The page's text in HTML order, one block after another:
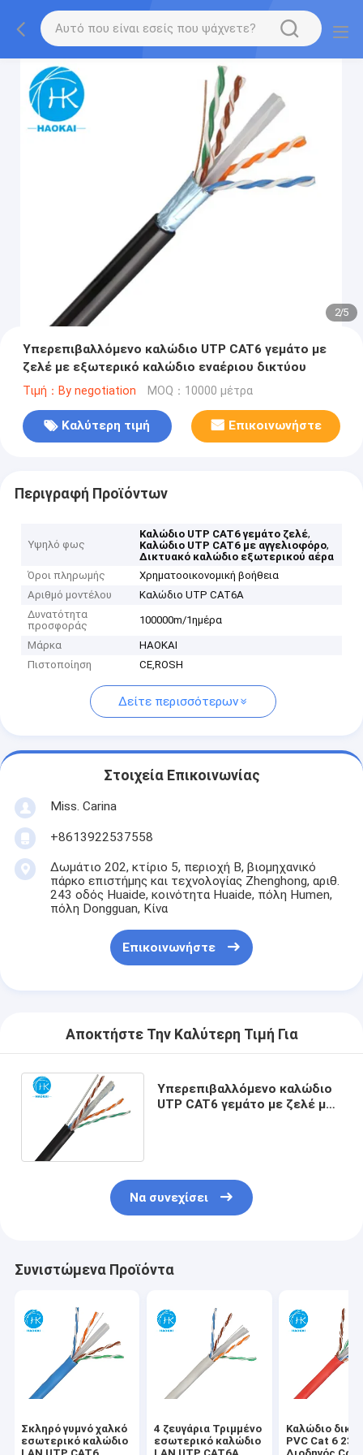
2/5
Υπερεπιβαλλόμενο καλώδιο UTP CAT6 γεμάτο με
ζελέ με εξωτερικό καλώδιο εναέριου δικτύου
Τιμή：By negotiation MOQ：10000 μέτρα
Καλύτερη τιμή Επικοινωνήστε
Περιγραφή Προϊόντων
Υψηλό φως
Καλώδιο UTP CAT6 γεμάτο ζελέ,
Καλώδιο UTP CAT6 με αγγελιοφόρο,
Δικτυακό καλώδιο εξωτερικού αέρα
Όροι πληρωμής
Χρηματοοικονομική βοήθεια
Αριθμό μοντέλου
Καλώδιο UTP CAT6A
Δυνατότητα
προσφοράς
100000m/1ημέρα
Μάρκα
HAOKAI
Πιστοποίηση
CE,ROSH
Δείτε περισσότερων
Στοιχεία Επικοινωνίας
Miss. Carina
+8613922537558
Δωμάτιο 202, κτίριο 5, περιοχή Β, βιομηχανικό
πάρκο επιστήμης και τεχνολογίας Zhenghong, αριθ.
243 οδός Huaide, κοινότητα Huaide, πόλη Humen,
πόλη Dongguan, Κίνα
Επικοινωνήστε
Αποκτήστε Την Καλύτερη Τιμή Για
Υπερεπιβαλλόμενο καλώδιο
UTP CAT6 γεμάτο με ζελέ με
Να συνεχίσει
Συνιστώμενα Προϊόντα
Σκληρό γυμνό χαλκό
εσωτερικό καλώδιο
4 ζευγάρια Τριμμένο
εσωτερικό καλώδιο
Καλώδιο
PVC Cat 6